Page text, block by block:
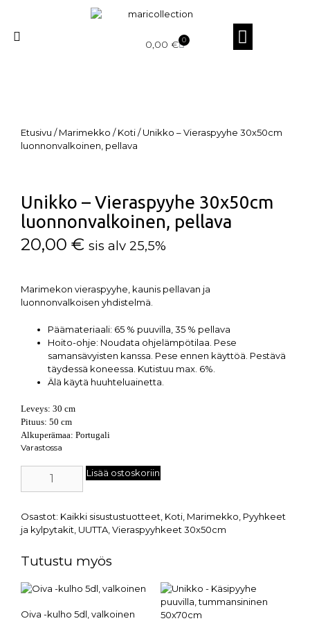
0,00 € 0
Etusivu /Marimekko /Koti/ Unikko – Vieraspyyhe 30x50cm
luonnonvalkoinen, pellava
Unikko – Vieraspyyhe 30x50cm
luonnonvalkoinen, pellava
20,00 € sis alv 25,5%
Marimekon vieraspyyhe, kaunis pellavan ja
luonnonvalkoisen yhdistelmä.
Päämateriaali: 65 % puuvilla, 35 % pellava
Hoito-ohje: Noudata ohjelämpötilaa. Pese
samansävyisten kanssa. Pese ennen käyttöä. Pestävä
täydessä koneessa. Kutistuu max. 6%.
Älä käytä huuhteluainetta.
Leveys: 30 cm
Pituus: 50 cm
Alkuperämaa: Portugali
Varastossa
Lisää ostoskoriin
Osastot: Kaikki sisustustuotteet Koti Marimekko Pyyhkeet
ja kylpytakit UUTTA Vieraspyyhkeet 30x50cm
Tutustu myös
Oiva -kulho 5dl, valkoinen